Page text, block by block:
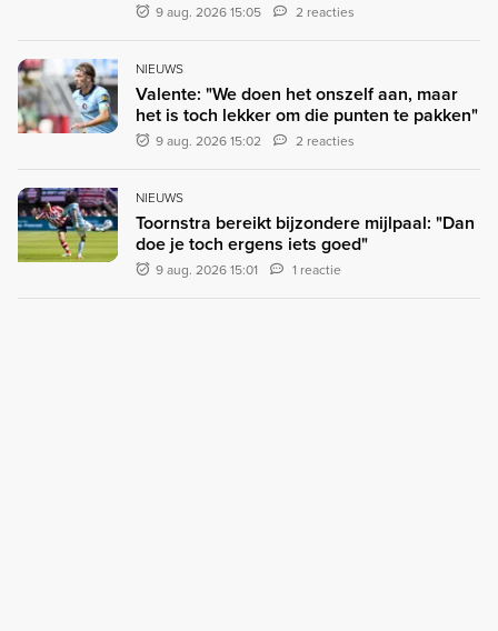
9 aug. 2026 15:05 2 reacties
NIEUWS
Valente: "We doen het onszelf aan, maar
het is toch lekker om die punten te pakken"
9 aug. 2026 15:02 2 reacties
NIEUWS
Toornstra bereikt bijzondere mijlpaal: "Dan
doe je toch ergens iets goed"
9 aug. 2026 15:01 1 reactie